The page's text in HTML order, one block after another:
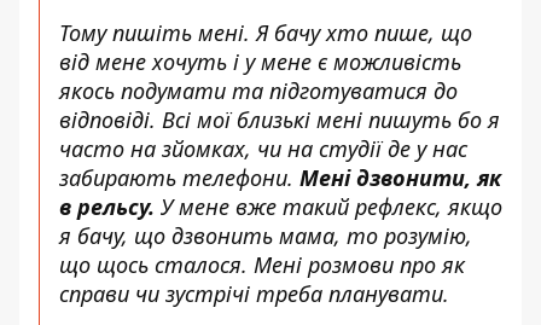
Тому пишіть мені. Я бачу хто пише, що
від мене хочуть і у мене є можливість
якось подумати та підготуватися до
відповіді. Всі мої близькі мені пишуть бо я
часто на зйомках, чи на студії де у нас
забирають телефони. Мені дзвонити, як
в рельсу. У мене вже такий рефлекс, якщо
я бачу, що дзвонить мама, то розумію,
що щось сталося. Мені розмови про як
справи чи зустрічі треба планувати.